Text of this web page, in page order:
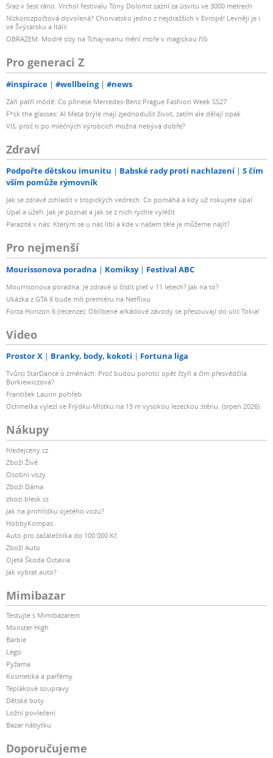
Sraz v šest ráno. Vrchol festivalu Tóny Dolomit zazní za úsvitu ve 3000 metrech
Nízkorozpočtová dovolená? Chorvatsko jedno z nejdražších v Evropě! Levněji je i
ve Švýcarsku a Itálii
OBRAZEM: Modré slzy na Tchaj-wanu mění moře v magickou říši
Pro generaci Z
#inspirace #wellbeing #news
Září patří módě: Co přinese Mercedes-Benz Prague Fashion Week SS27
F*ck the glasses: AI Meta brýle mají zjednodušit život, zatím ale dělají opak
Víš, proč ti po mléčných výrobcích možná nebývá dobře?
Zdraví
Podpořte dětskou imunitu Babské rady proti nachlazení
S čím
vším pomůže rýmovník
Jak se zdravě zchladit v tropických vedrech: Co pomáhá a kdy už riskujete úpal
Úpal a úžeh: Jak je poznat a jak se z nich rychle vyléčit
Parazité v nás: Kterým se u nás líbí a kde v našem těle je můžeme najít?
Pro nejmenší
Mourissonova poradna Komiksy Festival ABC
Mourrisonova poradna: Je zdravé si čistit pleť v 11 letech? Jak na to?
Ukázka z GTA 6 bude mít premiéru na Netflixu
Forza Horizon 6 (recenze): Oblíbené arkádové závody se přesouvají do ulic Tokia!
Video
Prostor X Branky, body, kokoti Fortuna liga
Tvůrci StarDance o změnách: Proč budou porotci opět čtyři a čím přesvědčila
Burkiewiczová?
František Laurin pohřeb
Ochmelka vylezl ve Frýdku-Místku na 15 m vysokou lezeckou stěnu. (srpen 2026)
Nákupy
hledejceny.cz
Zboží Živě
Osobní vozy
Zboží Dáma
zbozi.blesk.cz
Jak na prohlídku ojetého vozu?
HobbyKompas
Auto pro začátečníka do 100 000 Kč
Zboží Auto
Ojetá Škoda Octavia
Jak vybrat auto?
Mimibazar
Testujte s Mimibazarem
Monster High
Barbie
Lego
Pyžama
Kosmetika a parfémy
Teplákové soupravy
Dětské boty
Ložní povlečení
Bazar nábytku
Doporučujeme